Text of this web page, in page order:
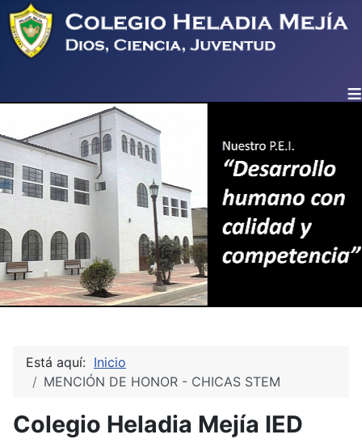
≡
Está aquí: Inicio
MENCIÓN DE HONOR - CHICAS STEM
Colegio Heladia Mejía IED